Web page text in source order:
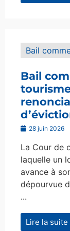
Bail
Bail
28 juin 2026
La Cour de
laquelle un
avance à
dépourvue
...
Lire la